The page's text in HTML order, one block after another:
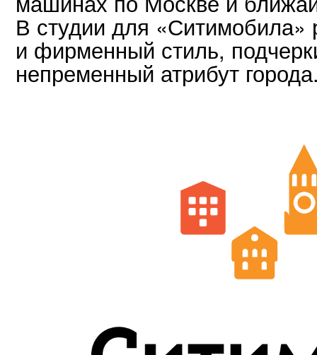
В студии для «Ситимобила»
и фирменный стиль,
непременный атрибут